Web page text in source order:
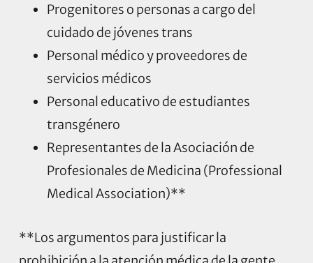
Progenitores o personas a cargo del
cuidado de jóvenes trans
Personal médico y proveedores de
servicios médicos
Personal educativo de estudiantes
transgénero
Representantes de la Asociación de
Profesionales de Medicina (Professional
Medical Association)**
**Los argumentos para justificar la